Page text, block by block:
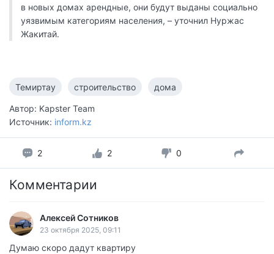
в новых домах арендные, они будут выданы социально
уязвимым категориям населения, – уточнил Нуржас
Жакитай.
Темиртау строительство дома
Автор: Kapster Team
Источник: inform.kz
2 2 0
Комментарии
Алексей Сотников
23 октября 2025, 09:11
Думаю скоро дадут квартиру